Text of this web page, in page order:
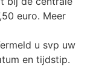
euro. Meer
u svp uw
en tijdstip.